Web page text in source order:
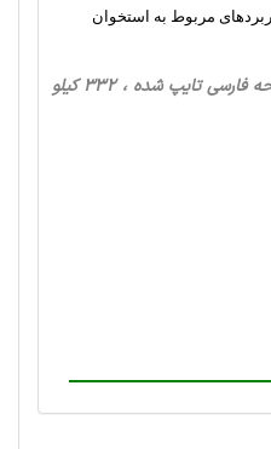
مربوط به استخوان
، بیومتریال، بیومکانیک، 22 صفحه فارسی تایپ شده ، 332 کیلو